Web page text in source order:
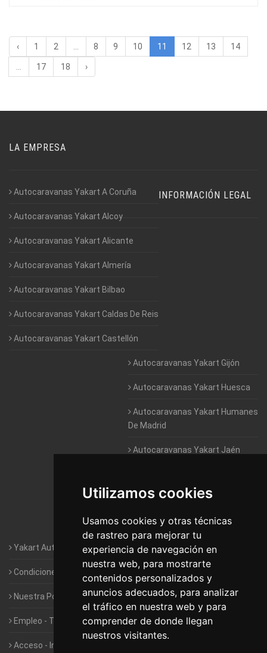
Utilizamos cookies
Usamos cookies y otras técnicas
de rastreo para mejorar tu
experiencia de navegación en
nuestra web, para mostrarte
contenidos personalizados y
anuncios adecuados, para analizar
el tráfico en nuestra web y para
comprender de donde llegan
nuestros visitantes.
‹ 1 2 8 9 10 11 12 13 14
17 18 ›
LA EMPRESA
Autocaravanas Yakart A Coruña
Autocaravanas Yakart Alcoy
Autocaravanas Yakart Alicante
Autocaravanas Yakart Almería
Autocaravanas Yakart Bilbao
Autocaravanas Yakart Caldas De Reis
Autocaravanas Yakart Castellón
Autocaravanas Yakart Gijón
Autocaravanas Yakart Huesca
Autocaravanas Yakart Humanes
De Madrid
Autocaravanas Yakart Jaén
Autocaravanas Yakart Valencia
Autocaravanas Yakart Vitoria
INFORMACIÓN LEGAL
Yakart Autocaravanas · La empresa
Condiciones de Alquiler de Yakart
Nuestra Política de Privacidad
Empleo - Trabaja con nosotros
Acceso - Intranet de Franquiciados